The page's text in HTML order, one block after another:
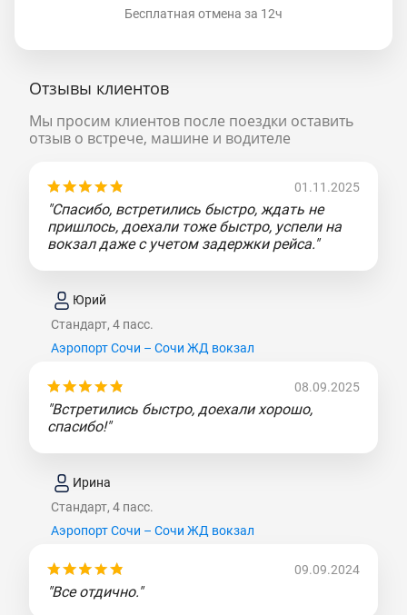
Бесплатная отмена за 12ч
Отзывы клиентов
Мы просим клиентов после поездки оставить
отзыв о встрече, машине и водителе
01.11.2025
"Спасибо, встретились быстро, ждать не
пришлось, доехали тоже быстро, успели на
вокзал даже с учетом задержки рейса."
Юрий
Стандарт, 4 пасс.
Аэропорт Сочи – Сочи ЖД вокзал
08.09.2025
"Встретились быстро, доехали хорошо,
спасибо!"
Ирина
Стандарт, 4 пасс.
Аэропорт Сочи – Сочи ЖД вокзал
09.09.2024
"Все отдично."